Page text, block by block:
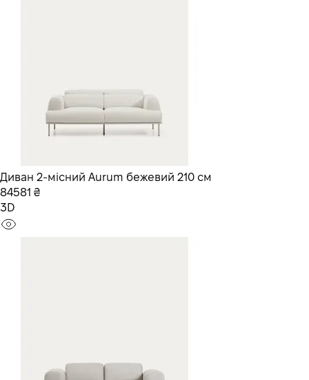
Диван 2-місний Aurum бежевий 210 см
84581 ₴
3D